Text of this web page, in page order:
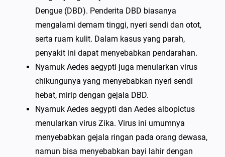
Dengue (DBD). Penderita DBD biasanya
mengalami demam tinggi, nyeri sendi dan otot,
serta ruam kulit. Dalam kasus yang parah,
penyakit ini dapat menyebabkan pendarahan.
Nyamuk Aedes aegypti juga menularkan virus
chikungunya yang menyebabkan nyeri sendi
hebat, mirip dengan gejala DBD.
Nyamuk Aedes aegypti dan Aedes albopictus
menularkan virus Zika. Virus ini umumnya
menyebabkan gejala ringan pada orang dewasa,
namun bisa menyebabkan bayi lahir dengan